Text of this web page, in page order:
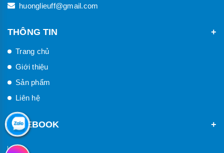
huonglieuff@gmail.com
THÔNG TIN
Trang chủ
Giới thiệu
Sản phẩm
Liên hệ
FACEBOOK